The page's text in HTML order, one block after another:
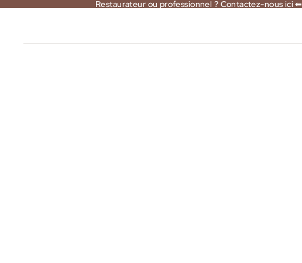
Restaurateur ou professionnel ? Contactez-nous ici ⬅
Restaurateur ou professionnel ? Contactez-nous ici ⬅